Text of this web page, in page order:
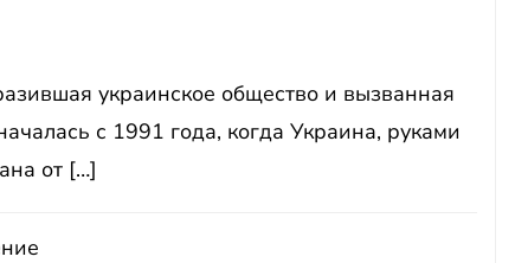
украинское общество и вызванная
с 1991 года, когда Украина, руками
от […]